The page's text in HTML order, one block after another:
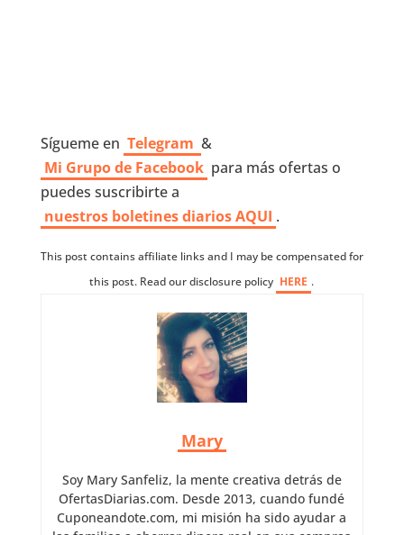
Sígueme en Telegram &
Mi Grupo de Facebook para más ofertas o
puedes suscribirte a
nuestros boletines diarios AQUI .
This post contains affiliate links and I may be compensated for
this post. Read our disclosure policy HERE .
Mary
Soy Mary Sanfeliz, la mente creativa detrás de
OfertasDiarias.com. Desde 2013, cuando fundé
Cuponeandote.com, mi misión ha sido ayudar a